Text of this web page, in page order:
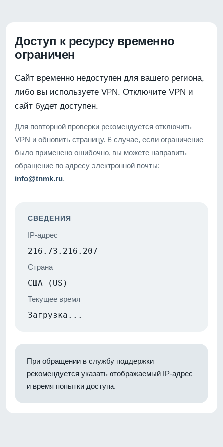
Доступ к ресурсу временно
ограничен
Сайт временно недоступен для вашего региона,
либо вы используете VPN. Отключите VPN и
сайт будет доступен.
Для повторной проверки рекомендуется отключить
VPN и обновить страницу. В случае, если ограничение
было применено ошибочно, вы можете направить
обращение по адресу электронной почты:
info@tnmk.ru.
СВЕДЕНИЯ
IP-адрес
216.73.216.207
Страна
США (US)
Текущее время
Загрузка...
При обращении в службу поддержки
рекомендуется указать отображаемый IP-адрес
и время попытки доступа.